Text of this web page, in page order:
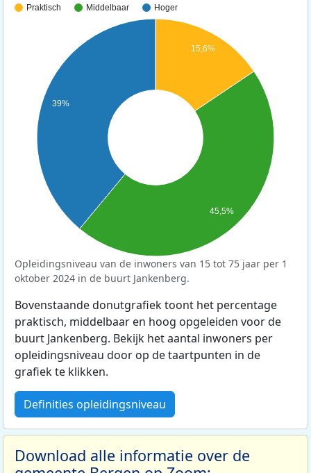
Praktisch Middelbaar Hoger
15,6%
39%
45,5%
Opleidingsniveau van de inwoners van 15 tot 75 jaar per 1
oktober 2024 in de buurt Jankenberg.
Bovenstaande donutgrafiek toont het percentage
praktisch, middelbaar en hoog opgeleiden voor de
buurt Jankenberg. Bekijk het aantal inwoners per
opleidingsniveau door op de taartpunten in de
grafiek te klikken.
Definities opleidingsniveau
Download alle informatie over de